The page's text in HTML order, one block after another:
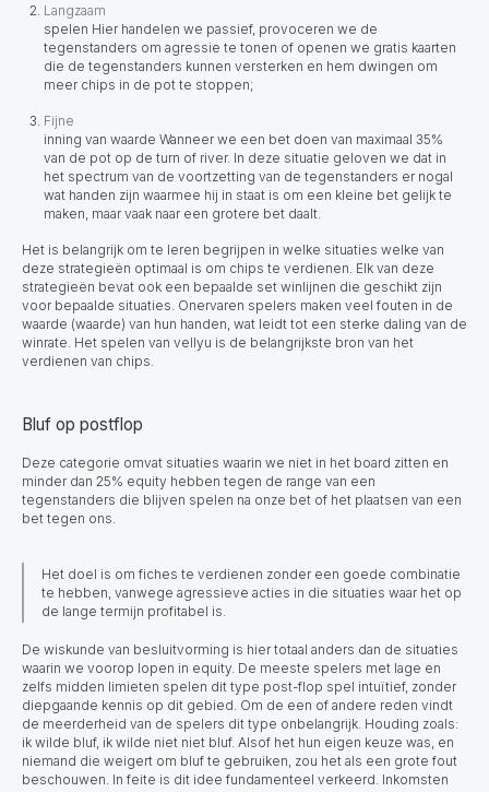
Langzaam
spelen Hier handelen we passief, provoceren we de
tegenstanders om agressie te tonen of openen we gratis kaarten
die de tegenstanders kunnen versterken en hem dwingen om
meer chips in de pot te stoppen;
Fijne
inning van waarde Wanneer we een bet doen van maximaal 35%
van de pot op de turn of river. In deze situatie geloven we dat in
het spectrum van de voortzetting van de tegenstanders er nogal
wat handen zijn waarmee hij in staat is om een kleine bet gelijk te
maken, maar vaak naar een grotere bet daalt.
Het is belangrijk om te leren begrijpen in welke situaties welke van
deze strategieën optimaal is om chips te verdienen. Elk van deze
strategieën bevat ook een bepaalde set winlijnen die geschikt zijn
voor bepaalde situaties. Onervaren spelers maken veel fouten in de
waarde (waarde) van hun handen, wat leidt tot een sterke daling van de
winrate. Het spelen van vellyu is de belangrijkste bron van het
verdienen van chips.
Bluf op postflop
Deze categorie omvat situaties waarin we niet in het board zitten en
minder dan 25% equity hebben tegen de range van een
tegenstanders die blijven spelen na onze bet of het plaatsen van een
bet tegen ons.
Het doel is om fiches te verdienen zonder een goede combinatie
te hebben, vanwege agressieve acties in die situaties waar het op
de lange termijn profitabel is.
De wiskunde van besluitvorming is hier totaal anders dan de situaties
waarin we voorop lopen in equity. De meeste spelers met lage en
zelfs midden limieten spelen dit type post-flop spel intuïtief, zonder
diepgaande kennis op dit gebied. Om de een of andere reden vindt
de meerderheid van de spelers dit type onbelangrijk. Houding zoals:
ik wilde bluf, ik wilde niet niet bluf. Alsof het hun eigen keuze was, en
niemand die weigert om bluf te gebruiken, zou het als een grote fout
beschouwen. In feite is dit idee fundamenteel verkeerd. Inkomsten